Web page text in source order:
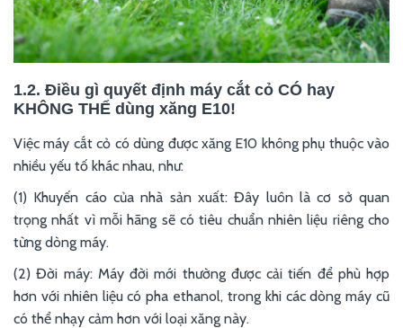
1.2. Điều gì quyết định máy cắt cỏ CÓ hay
KHÔNG THỂ dùng xăng E10!
Việc máy cắt cỏ có dùng được xăng E10 không phụ thuộc vào
nhiều yếu tố khác nhau, như:
(1) Khuyến cáo của nhà sản xuất: Đây luôn là cơ sở quan
trọng nhất vì mỗi hãng sẽ có tiêu chuẩn nhiên liệu riêng cho
từng dòng máy.
(2) Đời máy: Máy đời mới thường được cải tiến để phù hợp
hơn với nhiên liệu có pha ethanol, trong khi các dòng máy cũ
có thể nhạy cảm hơn với loại xăng này.